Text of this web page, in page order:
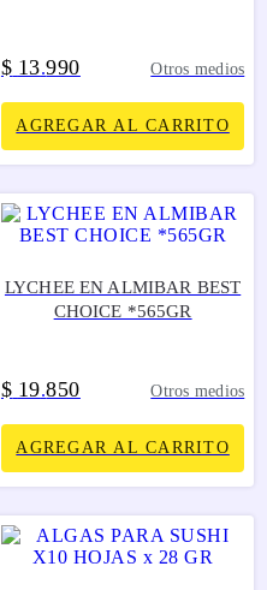
$ 13.990 Otros medios
AGREGAR AL CARRITO
LYCHEE EN ALMIBAR BEST
CHOICE *565GR
$ 19.850 Otros medios
AGREGAR AL CARRITO